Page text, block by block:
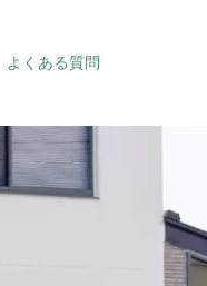
よくある質問